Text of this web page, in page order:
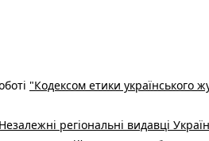
"Кодексом етики українського
регіональні видавці